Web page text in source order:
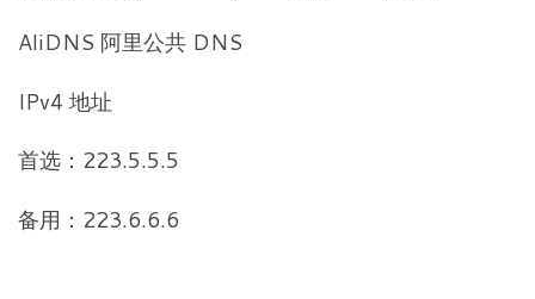
AliDNS 阿里公共 DNS
IPv4 地址
首选：223.5.5.5
备用：223.6.6.6